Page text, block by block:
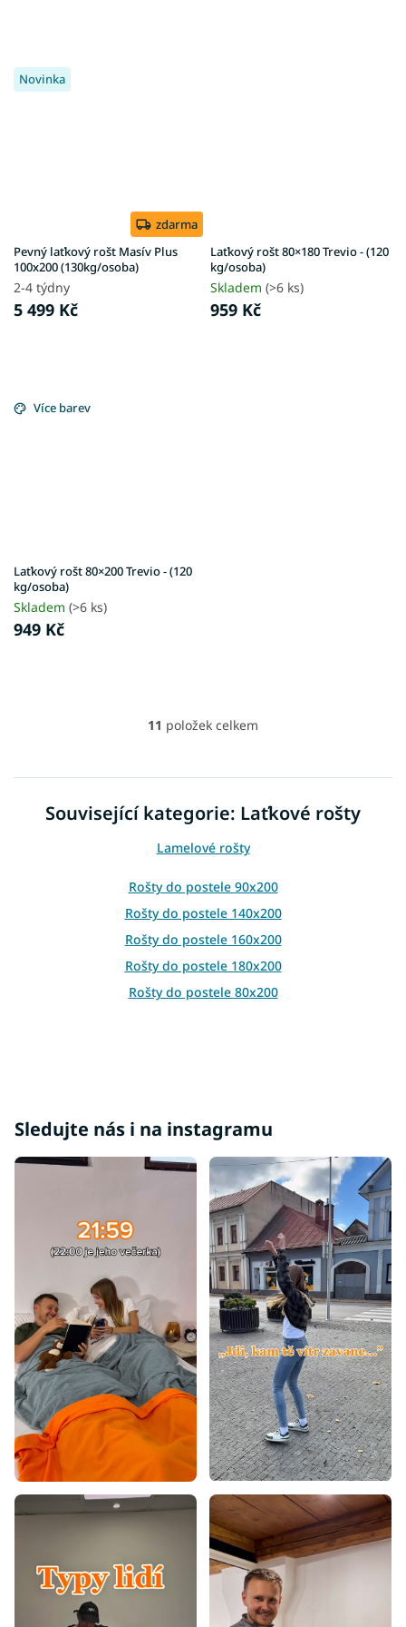
Novinka
zdarma
Pevný laťkový rošt Masív Plus
100x200 (130kg/osoba)
2-4 týdny
5 499 Kč
Laťkový rošt 80×180 Trevio - (120
kg/osoba)
Skladem (>6 ks)
959 Kč
Více barev
Laťkový rošt 80×200 Trevio - (120
kg/osoba)
Skladem (>6 ks)
949 Kč
O
á
a
í
r
v
k
y
v
ý
p
11 položek celkem
Související kategorie: Laťkové rošty
Lamelové rošty
Rošty do postele 90x200
Rošty do postele 140x200
Rošty do postele 160x200
Rošty do postele 180x200
Rošty do postele 80x200
Sledujte nás i na instagramu